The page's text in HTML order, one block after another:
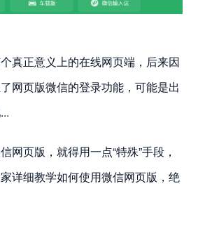
真正意义上的在线网页端，后来因
网页版微信的登录功能，可能是出
网页版，就得用一点“特殊”手段，
详细教学如何使用微信网页版，绝